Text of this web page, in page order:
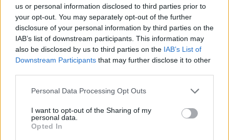
us or personal information disclosed to third parties prior to
your opt-out. You may separately opt-out of the further
disclosure of your personal information by third parties on the
IAB’s list of downstream participants. This information may
also be disclosed by us to third parties on the IAB’s List of
Downstream Participants that may further disclose it to other
Personal Data Processing Opt Outs
I want to opt-out of the Sharing of my
personal data.
Opted In
Publicidad